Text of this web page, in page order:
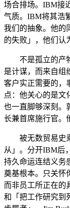
场合排场。IBM接
气质。IBM将其浩
我们的抽象。他的
的失败」，他们认
不是孤立的产物
是计谋，而来自组
客户实正需要的，
点：他关心的是文
也一直脚够深刻。
长兼首席施行官。
被无数贸易史乘
从」。分开IBM后
持久命运连结义务
奠基根本。只关怀
而非员工所正在的
和「把工作研究到